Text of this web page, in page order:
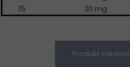
15
20 mg
Produkt